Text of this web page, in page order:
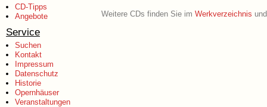
CD-Tipps
Angebote
Service
Suchen
Kontakt
Impressum
Datenschutz
Historie
Opernhäuser
Veranstaltungen
Weitere CDs finden Sie im Werkverzeichnis